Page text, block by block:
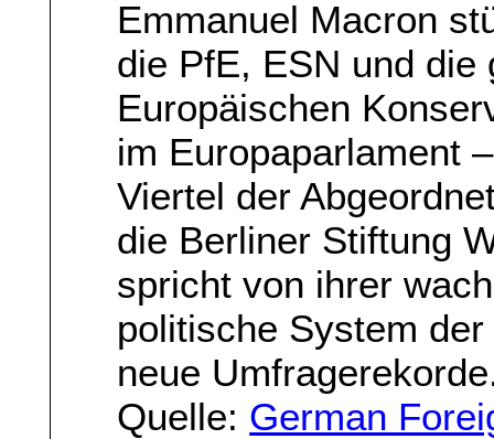
Emmanuel Macron
die PfE, ESN und
Europäischen
im Europaparlament
Viertel der
die Berliner Stiftung
spricht von ihrer
politische System
neue
Quelle: German